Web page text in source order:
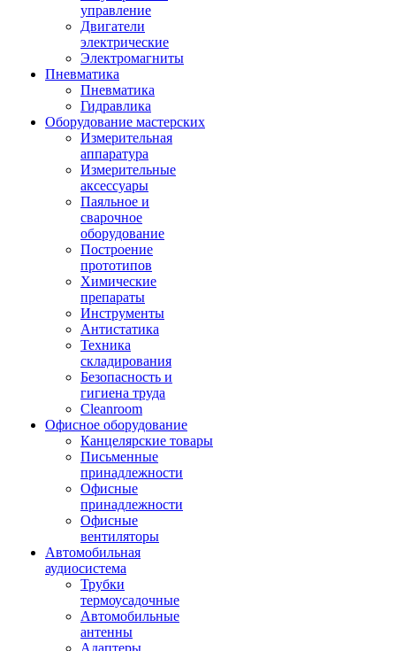
управление
Двигатели
электрические
Электромагниты
Пневматика
Пневматика
Гидравлика
Оборудование мастерских
Измерительная
аппаратура
Измерительные
аксессуары
Паяльное и
сварочное
оборудование
Построение
прототипов
Химические
препараты
Инструменты
Aнтистатика
Техника
складирования
Безопасность и
гигиена труда
Cleanroom
Офисное оборудование
Канцелярские товары
Письменные
принадлежности
Офисные
принадлежности
Офисные
вентиляторы
Автомобильная
аудиосистема
Трубки
термоусадочные
Автомобильные
антенны
Адаптеры